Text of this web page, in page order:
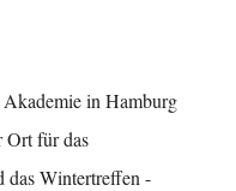
in Hamburg
Ort für das
das Wintertreffen -